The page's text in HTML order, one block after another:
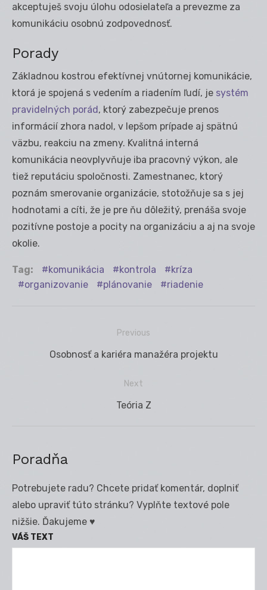
akceptuješ svoju úlohu odosielateľa a prevezme za
komunikáciu osobnú zodpovednosť.
Porady
Základnou kostrou efektívnej vnútornej komunikácie,
ktorá je spojená s vedením a riadením ľudí, je systém
pravidelných porád, ktorý zabezpečuje prenos
informácií zhora nadol, v lepšom prípade aj spätnú
väzbu, reakciu na zmeny. Kvalitná interná
komunikácia neovplyvňuje iba pracovný výkon, ale
tiež reputáciu spoločnosti. Zamestnanec, ktorý
poznám smerovanie organizácie, stotožňuje sa s jej
hodnotami a cíti, že je pre ňu dôležitý, prenáša svoje
pozitívne postoje a pocity na organizáciu a aj na svoje
okolie.
Tag: komunikácia kontrola
kríza
organizovanie
plánovanie riadenie
Previous
Previous
Osobnosť a kariéra manažéra projektu
Next
Next
Teória Z
Poradňa
Potrebujete radu? Chcete pridať komentár, doplniť
alebo upraviť túto stránku? Vyplňte textové pole
nižšie. Ďakujeme ♥
VÁŠ TEXT